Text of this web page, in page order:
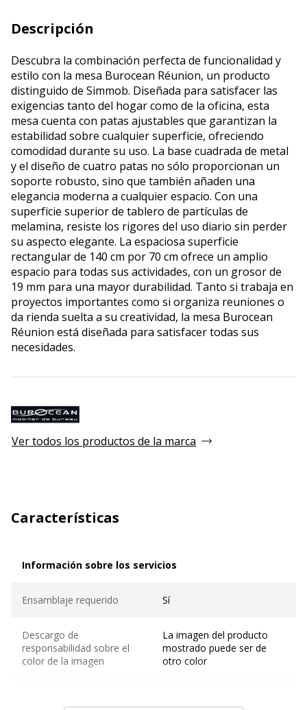
Descripción
Descubra la combinación perfecta de funcionalidad y
estilo con la mesa Burocean Réunion, un producto
distinguido de Simmob. Diseñada para satisfacer las
exigencias tanto del hogar como de la oficina, esta
mesa cuenta con patas ajustables que garantizan la
estabilidad sobre cualquier superficie, ofreciendo
comodidad durante su uso. La base cuadrada de metal
y el diseño de cuatro patas no sólo proporcionan un
soporte robusto, sino que también añaden una
elegancia moderna a cualquier espacio. Con una
superficie superior de tablero de partículas de
melamina, resiste los rigores del uso diario sin perder
su aspecto elegante. La espaciosa superficie
rectangular de 140 cm por 70 cm ofrece un amplio
espacio para todas sus actividades, con un grosor de
19 mm para una mayor durabilidad. Tanto si trabaja en
proyectos importantes como si organiza reuniones o
da rienda suelta a su creatividad, la mesa Burocean
Réunion está diseñada para satisfacer todas sus
necesidades.
Ver todos los productos de la marca
Características
Información sobre los servicios
Ensamblaje requerido Sí
Descargo de
responsabilidad sobre el
color de la imagen
La imagen del producto
mostrado puede ser de
otro color